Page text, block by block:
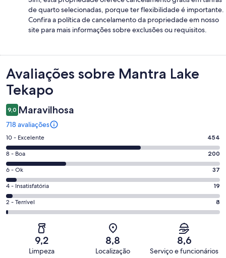
de quarto selecionadas, porque ter flexibilidade é importante.
Confira a política de cancelamento da propriedade em nosso
site para mais informações sobre exclusões ou requisitos.
Avaliações
Avaliações sobre Mantra Lake
Tekapo
9,0 Maravilhosa
718 avaliações
Nota
10
-
Excelente.
454
de
718
avaliações
10 - Excelente 454
Nota
8
-
Boa.
200
de
718
avaliações
8 - Boa 200
Nota
6
-
Ok.
37
avaliações
6 - Ok 37
Nota
4
-
4 - Insatisfatória 19
Nota
2
2 - Terrível 8
9,2
Limpeza
8,8
Localização
8,6
Serviço e funcionários